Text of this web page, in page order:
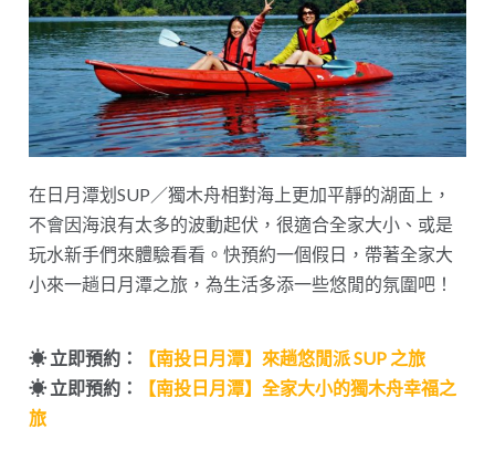
在日月潭划SUP／獨木舟相對海上更加平靜的湖面上，
不會因海浪有太多的波動起伏，很適合全家大小、或是
玩水新手們來體驗看看。快預約一個假日，帶著全家大
小來一趟日月潭之旅，為生活多添一些悠閒的氛圍吧！
☀︎ 立即預約： 【南投日月潭】 來趟悠閒派 SUP 之旅
☀︎ 立即預約：
【南投日月潭】全家大小的獨木舟幸福之
旅